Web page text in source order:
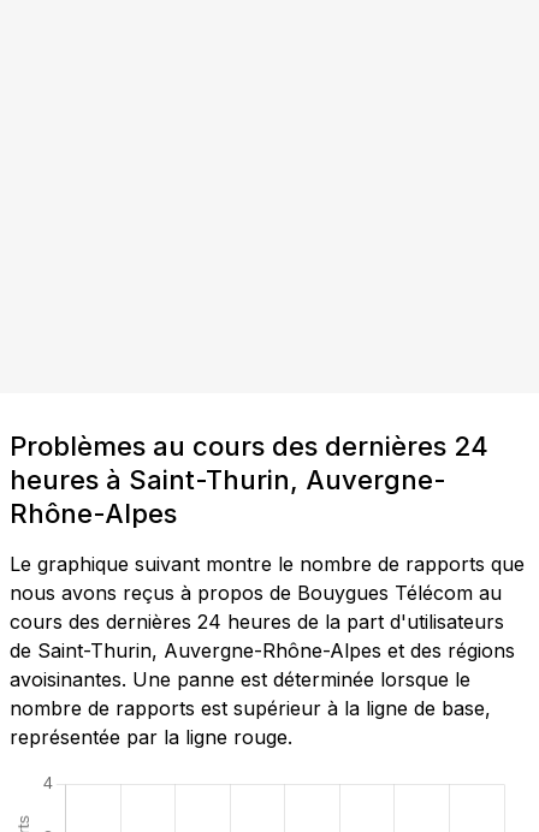
Problèmes au cours des dernières 24
heures à Saint-Thurin, Auvergne-
Rhône-Alpes
Le graphique suivant montre le nombre de rapports que
nous avons reçus à propos de Bouygues Télécom au
cours des dernières 24 heures de la part d'utilisateurs
de Saint-Thurin, Auvergne-Rhône-Alpes et des régions
avoisinantes. Une panne est déterminée lorsque le
nombre de rapports est supérieur à la ligne de base,
représentée par la ligne rouge.